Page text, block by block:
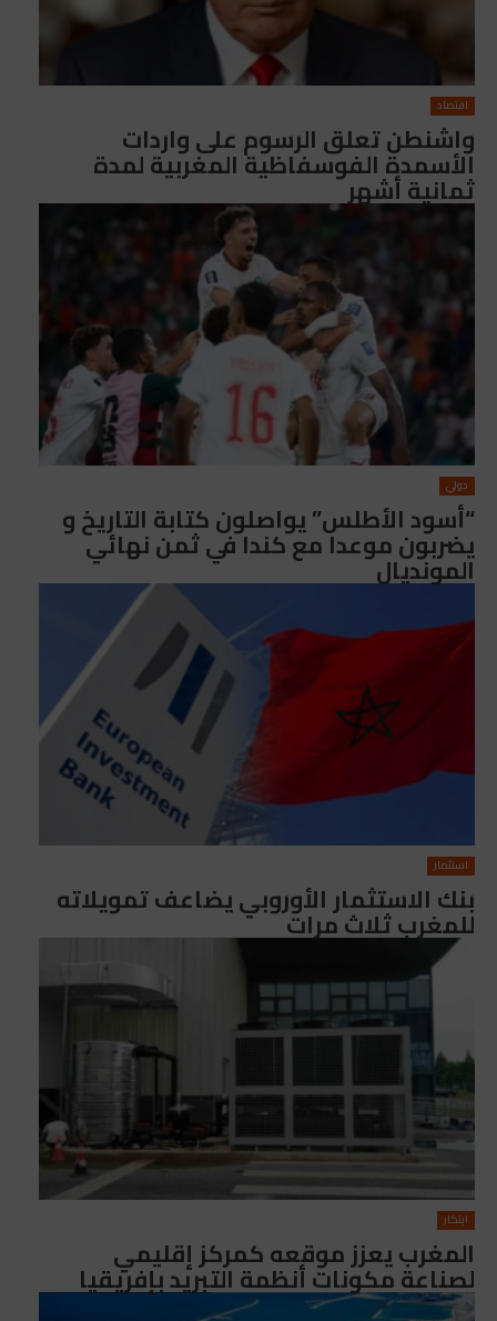
اقتصاد
واشنطن تعلق الرسوم على واردات
الأسمدة الفوسفاظية المغربية لمدة
ثمانية أشهر
دولي
“أسود الأطلس” يواصلون كتابة التاريخ و
يضربون موعدا مع كندا في ثمن نهائي
المونديال
استثمار
بنك الاستثمار الأوروبي يضاعف تمويلاته
للمغرب ثلاث مرات
ابتكار
المغرب يعزز موقعه كمركز إقليمي
لصناعة مكونات أنظمة التبريد بإفريقيا